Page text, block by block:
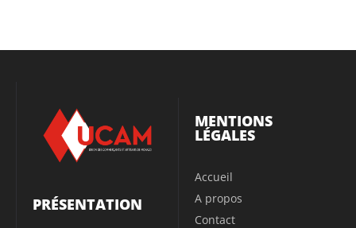
PRÉSENTATION
MENTIONS
LÉGALES
Accueil
A propos
Contact